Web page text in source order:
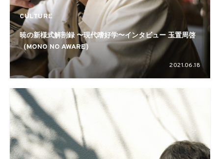
CULTURE
暁の新様式解剖録 〜現代嗜好学〜インタビュー 玉置周啓
（MONO NO AWARE）
2021.06.18